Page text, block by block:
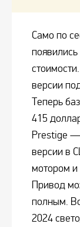
Само по
версии
Теперь
415
Prestige —
версии в
мотором и
Привод
полным.
2024